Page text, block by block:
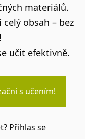
materiálů.
obsah – bez
učit efektivně.
s učením!
Přihlas se